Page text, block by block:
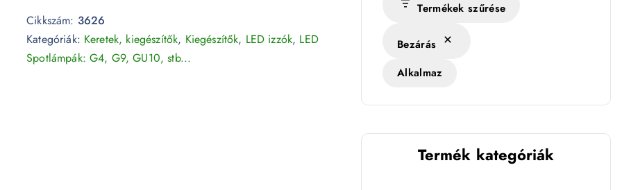
Cikkszám: 3626
Kategóriák: Keretek, kiegészítők, Kiegészítők, LED izzók, LED
Spotlámpák: G4, G9, GU10, stb...
Termékek szűrése
Bezárás
Alkalmaz
Termék kategóriák